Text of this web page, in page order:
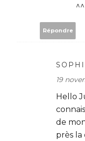
^^
Répondre
19
Hello
de
près la